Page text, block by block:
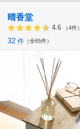
晴香堂
4.6 （4件）
32 件 全65件